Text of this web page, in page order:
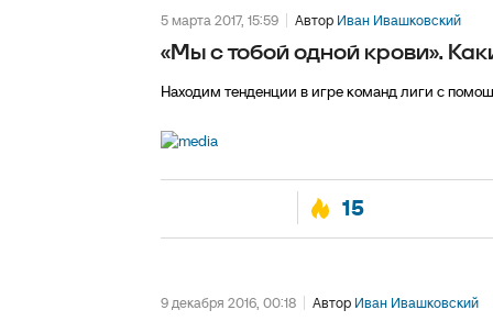
5 марта 2017, 15:59 Автор Иван Ивашковский
«Мы с тобой одной крови».
Находим тенденции в игре команд лиги с
15
9 декабря 2016, 00:18 Автор Иван Ивашковский